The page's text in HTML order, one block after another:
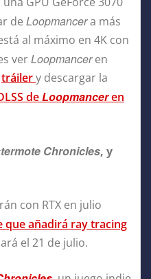
de Loopmancera más
al máximo en 4K con
verLoopmanceren
tráilery descargar la
deLoopmanceren
Chronicles, y
con RTX en julio
que añadirá ray tracing
el 21 de julio.